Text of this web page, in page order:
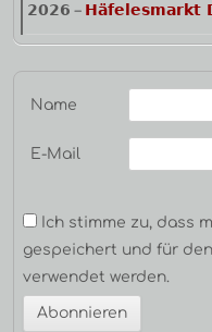
2026 – Häfelesmarkt
Name
E-Mail
Ich stimme zu, dass
gespeichert und für
verwendet werden.